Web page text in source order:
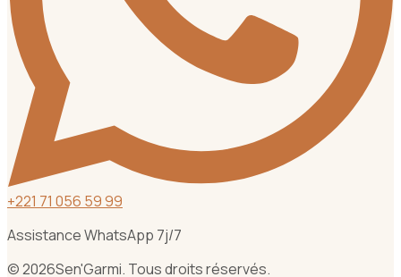
+221 71 056 59 99
Assistance WhatsApp 7j/7
©2026Sen'Garmi. Tous droits réservés.